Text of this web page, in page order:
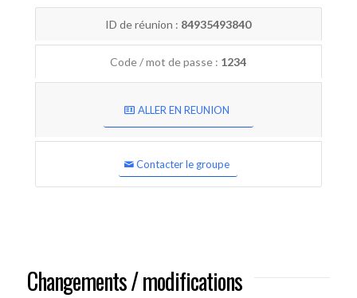
ID de réunion : 84935493840
Code / mot de passe : 1234
ALLER EN REUNION
Contacter le groupe
Changements / modifications